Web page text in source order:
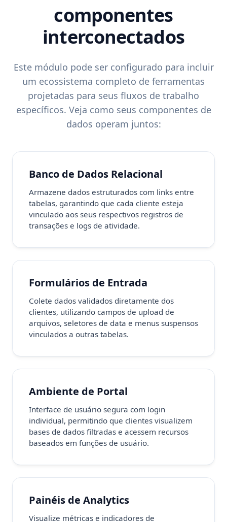
componentes
interconectados
Este módulo pode ser configurado para incluir
um ecossistema completo de ferramentas
projetadas para seus fluxos de trabalho
específicos. Veja como seus componentes de
dados operam juntos:
Banco de Dados Relacional
Armazene dados estruturados com links entre
tabelas, garantindo que cada cliente esteja
vinculado aos seus respectivos registros de
transações e logs de atividade.
Formulários de Entrada
Colete dados validados diretamente dos
clientes, utilizando campos de upload de
arquivos, seletores de data e menus suspensos
vinculados a outras tabelas.
Ambiente de Portal
Interface de usuário segura com login
individual, permitindo que clientes visualizem
bases de dados filtradas e acessem recursos
baseados em funções de usuário.
Painéis de Analytics
Visualize métricas e indicadores de